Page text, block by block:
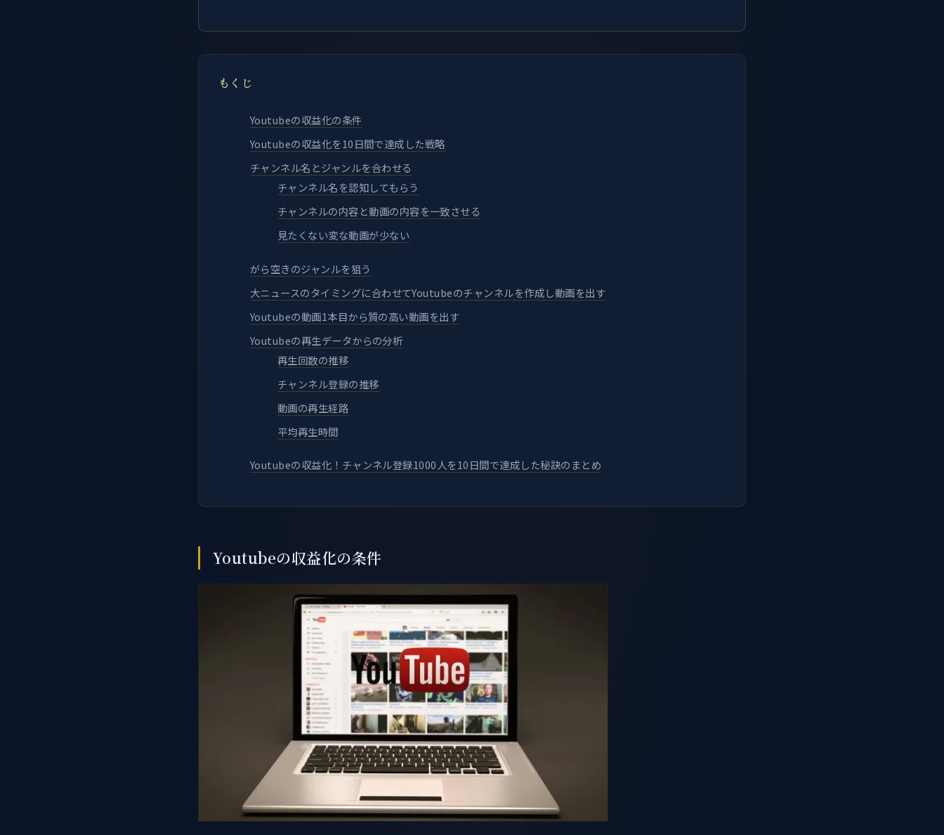
もくじ
Youtubeの収益化の条件
Youtubeの収益化を10日間で達成した戦略
チャンネル名とジャンルを合わせる
チャンネル名を認知してもらう
チャンネルの内容と動画の内容を一致させる
見たくない変な動画が少ない
がら空きのジャンルを狙う
大ニュースのタイミングに合わせてYoutubeのチャンネルを作成し動画を出す
Youtubeの動画1本目から質の高い動画を出す
Youtubeの再生データからの分析
再生回数の推移
チャンネル登録の推移
動画の再生経路
平均再生時間
Youtubeの収益化！チャンネル登録1000人を10日間で達成した秘訣のまとめ
Youtubeの収益化の条件